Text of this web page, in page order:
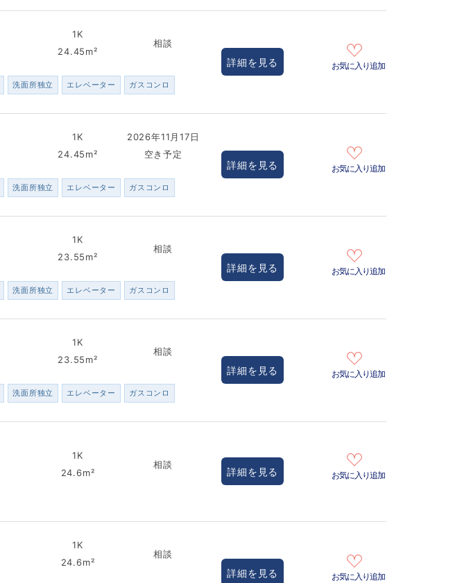
1K
24.45m²
相談
洗面所独立 エレベーター ガスコンロ
詳細を見る お気に入り追加
1K
24.45m²
2026年11月17日
空き予定
洗面所独立 エレベーター ガスコンロ
詳細を見る お気に入り追加
1K
23.55m²
相談
洗面所独立 エレベーター ガスコンロ
詳細を見る お気に入り追加
1K
23.55m²
相談
洗面所独立 エレベーター ガスコンロ
詳細を見る お気に入り追加
1K
24.6m²
相談
詳細を見る お気に入り追加
1K
24.6m²
相談
詳細を見る お気に入り追加